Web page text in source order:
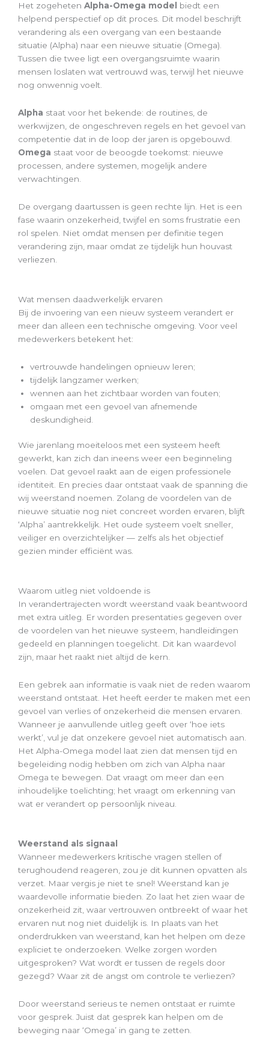
Het zogeheten Alpha-Omega model
biedt een
helpend perspectief op dit proces. Dit model beschrijft
verandering als een overgang van een bestaande
situatie (Alpha) naar een nieuwe situatie (Omega).
Tussen die twee ligt een overgangsruimte waarin
mensen loslaten wat vertrouwd was, terwijl het nieuwe
nog onwennig voelt.
Alpha staat voor het bekende: de routines, de
werkwijzen, de ongeschreven regels en het gevoel van
competentie dat in de loop der jaren is opgebouwd.
Omega staat voor de beoogde toekomst: nieuwe
processen, andere systemen, mogelijk andere
verwachtingen.
De overgang daartussen is geen rechte lijn. Het is een
fase waarin onzekerheid, twijfel en soms frustratie een
rol spelen. Niet omdat mensen per definitie tegen
verandering zijn, maar omdat ze tijdelijk hun houvast
verliezen.
Wat mensen daadwerkelijk ervaren
Bij de invoering van een nieuw systeem verandert er
meer dan alleen een technische omgeving. Voor veel
medewerkers betekent het:
vertrouwde handelingen opnieuw leren;
tijdelijk langzamer werken;
wennen aan het zichtbaar worden van fouten;
omgaan met een gevoel van afnemende
deskundigheid.
Wie jarenlang moeiteloos met een systeem heeft
gewerkt, kan zich dan ineens weer een beginneling
voelen. Dat gevoel raakt aan de eigen professionele
identiteit. En precies daar ontstaat vaak de spanning die
wij weerstand noemen. Zolang de voordelen van de
nieuwe situatie nog niet concreet worden ervaren, blijft
‘Alpha’ aantrekkelijk. Het oude systeem voelt sneller,
veiliger en overzichtelijker — zelfs als het objectief
gezien minder efficiënt was.
Waarom uitleg niet voldoende is
In verandertrajecten wordt weerstand vaak beantwoord
met extra uitleg. Er worden presentaties gegeven over
de voordelen van het nieuwe systeem, handleidingen
gedeeld en planningen toegelicht. Dit kan waardevol
zijn, maar het raakt niet altijd de kern.
Een gebrek aan informatie is vaak niet de reden waarom
weerstand ontstaat. Het heeft eerder te maken met een
gevoel van verlies of onzekerheid die mensen ervaren.
Wanneer je aanvullende uitleg geeft over ‘hoe iets
werkt’, vul je dat onzekere gevoel niet automatisch aan.
Het Alpha-Omega model laat zien dat mensen tijd en
begeleiding nodig hebben om zich van Alpha naar
Omega te bewegen. Dat vraagt om meer dan een
inhoudelijke toelichting; het vraagt om erkenning van
wat er verandert op persoonlijk niveau.
Weerstand als signaal
Wanneer medewerkers kritische vragen stellen of
terughoudend reageren, zou je dit kunnen opvatten als
verzet. Maar vergis je niet te snel! Weerstand kan je
waardevolle informatie bieden. Zo laat het zien waar de
onzekerheid zit, waar vertrouwen ontbreekt of waar het
ervaren nut nog niet duidelijk is. In plaats van het
onderdrukken van weerstand, kan het helpen om deze
expliciet te onderzoeken. Welke zorgen worden
uitgesproken? Wat wordt er tussen de regels door
gezegd? Waar zit de angst om controle te verliezen?
Door weerstand serieus te nemen ontstaat er ruimte
voor gesprek. Juist dat gesprek kan helpen om de
beweging naar ‘Omega’ in gang te zetten.